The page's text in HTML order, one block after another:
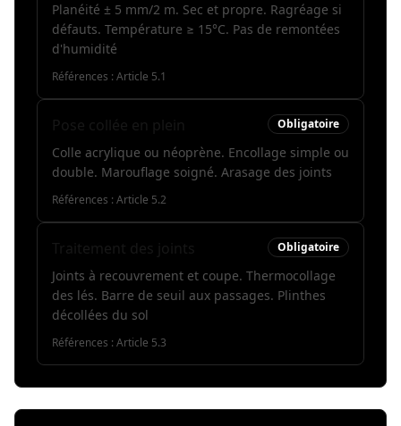
Planéité ± 5 mm/2 m. Sec et propre. Ragréage si
défauts. Température ≥ 15°C. Pas de remontées
d'humidité
Références : Article 5.1
Obligatoire
Colle acrylique ou néoprène. Encollage simple ou
double. Marouflage soigné. Arasage des joints
Références : Article 5.2
Obligatoire
Joints à recouvrement et coupe. Thermocollage
des lés. Barre de seuil aux passages. Plinthes
décollées du sol
Références : Article 5.3